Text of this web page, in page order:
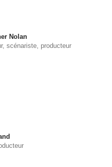
Nolan
scénariste, producteur